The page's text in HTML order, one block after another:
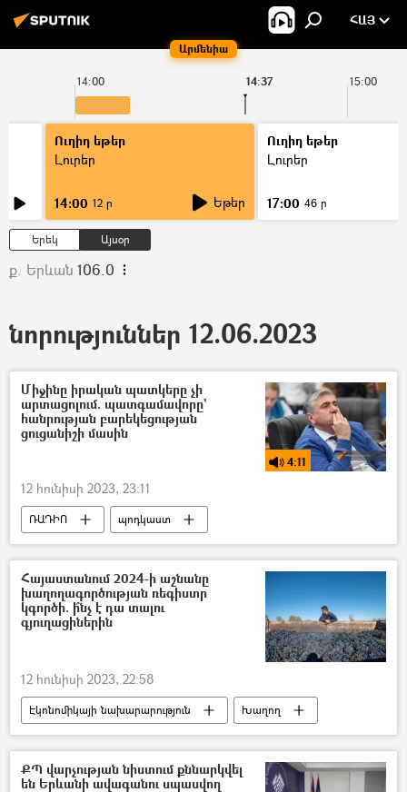
Արմենիա
ՀԱՅ
14:00 15:00
14:37
Ուղիղ եթեր
Լուրեր
14:00 12 ր Եթեր
Ուղիղ եթեր
Լուրեր
17:00 46 ր
Երեկ Այսօր
ք. Երևան 106.0
նորություններ 12.06.2023
Միջինը իրական պատկերը չի
արտացոլում. պատգամավորը`
հանրության բարեկեցության
ցուցանիշի մասին
4:11
12 հունիսի 2023, 23:11
ՌԱԴԻՈ
պոդկաստ
Արթուր Խաչատրյան
Տնտեսություն
Հայաստան
ԱԺ (Ազգային ժողով)
Վահե Հովհաննիսյան
Հայաստանում 2024-ի աշնանը
խաղողագործության ռեգիստր
կգործի. ի՞նչ է դա տալու
գյուղացիներին
12 հունիսի 2023, 22:58
Էկոնոմիկայի նախարարություն
Խաղող
մթերում
Գևորգ Ղազարյան
Խաղողագործության և գինեգործության ռեգիստ
ՔՊ վարչության նիստում քննարկվել
են Երևանի ավագանու սպասվող